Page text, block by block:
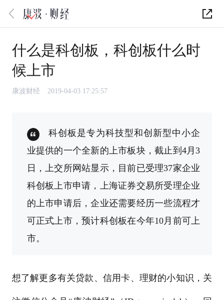
什么是科创板，科创板什么时
候上市
康波财经 2019-04-03 17:25:57
科创板是专为科技型和创新型中小企
业提供的一个全新的上市板块，截止到4月3
日，上交所网站显示，目前已受理37家企业
科创板上市申请，上海证券交易所受理企业
的上市申请后，企业还需要经历一些流程才
可正式上市，预计科创板在今年10月前可上
市。
想了解更多有关贷款、信用卡、理财的小知识，关